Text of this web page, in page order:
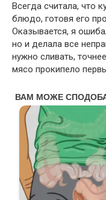
Всегда считала, что
блюдо, готовя его
Оказывается, я
но и делала все
нужно сливать,
мясо прокипело